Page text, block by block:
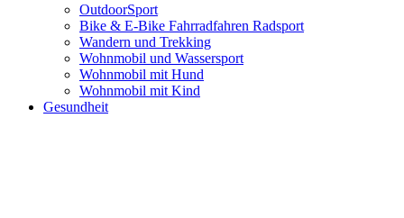
OutdoorSport
Bike & E-Bike Fahrradfahren Radsport
Wandern und Trekking
Wohnmobil und Wassersport
Wohnmobil mit Hund
Wohnmobil mit Kind
Gesundheit